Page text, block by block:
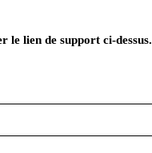
le lien de support ci-dessus.